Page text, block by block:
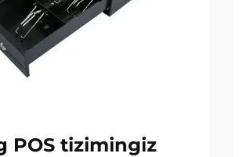
POS tizimingiz